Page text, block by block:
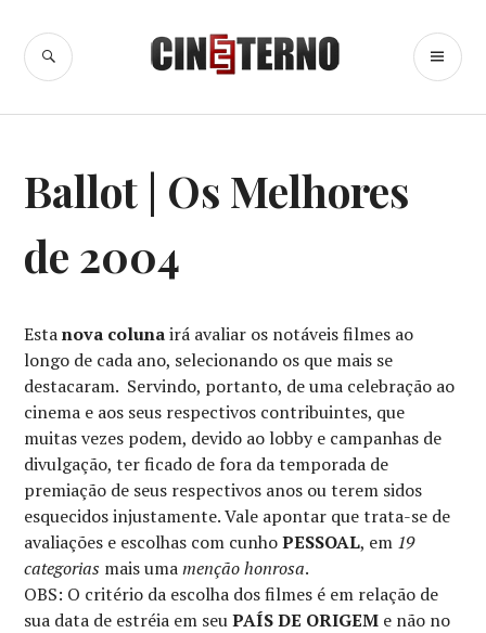
para
conteúdo
Cine Eterno
BUSCA
DO
ANO
Ballot | Os Melhores
de 2004
Estanova colunairá avaliar os notáveis filmes ao
longo de cada ano, selecionando os que mais se
destacaram. Servindo, portanto, de uma celebração ao
cinema e aos seus respectivos contribuintes, que
muitas vezes podem, devido ao lobby e campanhas de
divulgação, ter ficado de fora da temporada de
premiação de seus respectivos anos ou terem sidos
esquecidos injustamente. Vale apontar que trata-se de
avaliações e escolhas com cunhoPESSOAL, em 19
categorias mais umamenção honrosa.
OBS: O critério da escolha dos filmes é em relação de
sua data de estréia em seuPAÍS DE ORIGEM e não no